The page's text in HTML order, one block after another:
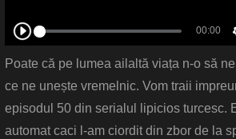
Poate că pe lumea ailaltă viața n-o să
ce ne unește vremelnic. Vom traii
episodul 50 din serialul lipicios turcesc.
automat caci l-am ciordit din zbor de la